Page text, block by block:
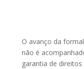
O avanço da
não é
garantia de